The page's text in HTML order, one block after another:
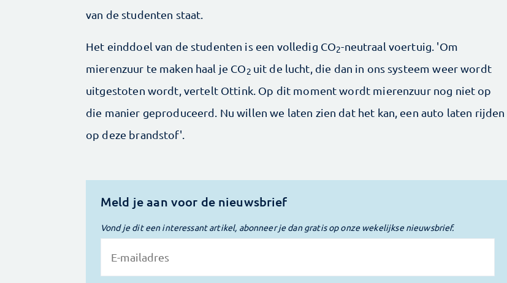
van de studenten staat.
Het einddoel van de studenten is een volledig CO2-neutraal voertuig. 'Om
mierenzuur te maken haal je CO2 uit de lucht, die dan in ons systeem weer wordt
uitgestoten wordt, vertelt Ottink. Op dit moment wordt mierenzuur nog niet op
die manier geproduceerd. Nu willen we laten zien dat het kan, een auto laten rijden
op deze brandstof'.
Meld je aan voor de nieuwsbrief
Vond je dit een interessant artikel, abonneer je dan gratis op onze wekelijkse nieuwsbrief.